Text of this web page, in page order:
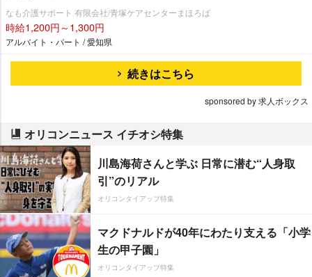
なも介護サポート 有限会社/青塚ケアセンターまほろば
時給1,200円～1,300円
アルバイト・パート / 愛知県
続きはこちら
sponsored by 求人ボックス
オリコンニュース イチオシ特集
川島海荷さんと学ぶ 日常に潜む“人身取
引”のリアル
オリコンタイアップ特集
マクドナルドが40年にわたり支える「小学
生の甲子園」
オリコンタイアップ特集